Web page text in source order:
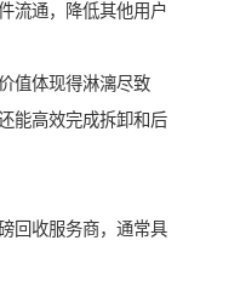
流通，降低其他用户
值体现得淋漓尽致
能高效完成拆卸和后
回收服务商，通常具